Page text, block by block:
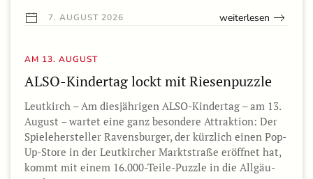
7. AUGUST 2026 weiterlesen
AM 13. AUGUST
ALSO-Kindertag lockt mit Riesenpuzzle
Leutkirch – Am diesjährigen ALSO-Kindertag – am 13.
August – wartet eine ganz besondere Attraktion: Der
Spielehersteller Ravensburger, der kürzlich einen Pop-
Up-Store in der Leutkircher Marktstraße eröffnet hat,
kommt mit einem 16.000-Teile-Puzzle in die Allgäu-